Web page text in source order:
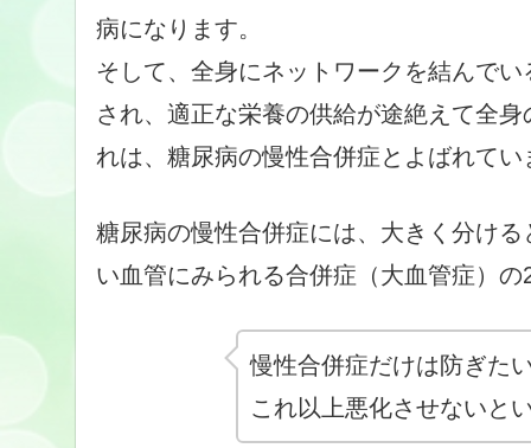
病になります。
そして、全身にネットワークを結んで
され、適正な栄養の供給が途絶えて全
れは、糖尿病の慢性合併症とよばれてい
糖尿病の慢性合併症には、大きく分け
い血管にみられる合併症（大血管症）
慢性合併症だけは防ぎた
これ以上悪化させないと